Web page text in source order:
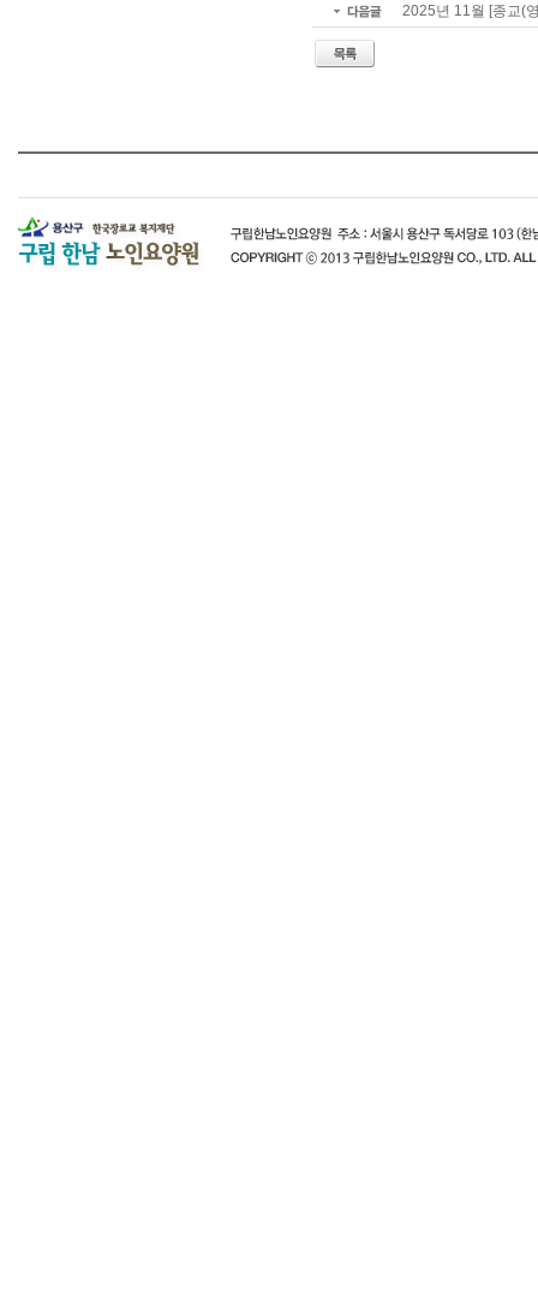
2025년 11월 [종교(